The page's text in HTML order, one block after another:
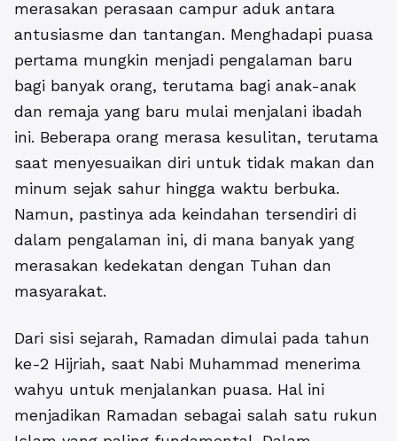
merasakan perasaan campur aduk antara
antusiasme dan tantangan. Menghadapi puasa
pertama mungkin menjadi pengalaman baru
bagi banyak orang, terutama bagi anak-anak
dan remaja yang baru mulai menjalani ibadah
ini. Beberapa orang merasa kesulitan, terutama
saat menyesuaikan diri untuk tidak makan dan
minum sejak sahur hingga waktu berbuka.
Namun, pastinya ada keindahan tersendiri di
dalam pengalaman ini, di mana banyak yang
merasakan kedekatan dengan Tuhan dan
masyarakat.
Dari sisi sejarah, Ramadan dimulai pada tahun
ke-2 Hijriah, saat Nabi Muhammad menerima
wahyu untuk menjalankan puasa. Hal ini
menjadikan Ramadan sebagai salah satu rukun